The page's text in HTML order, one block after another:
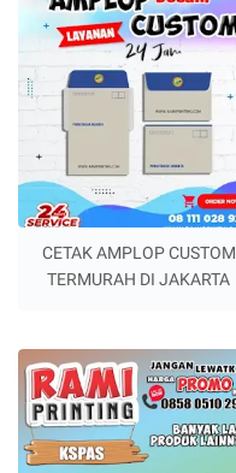
CETAK AMPLOP CUSTOM
TERMURAH DI JAKARTA